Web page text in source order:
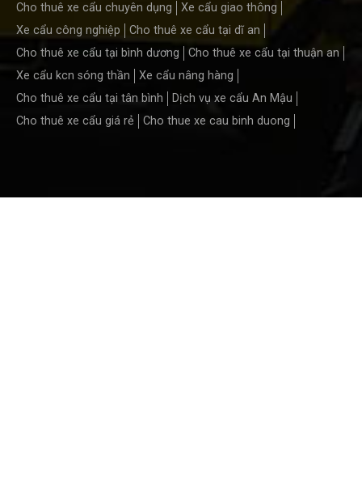
Cho thuê xe cẩu chuyên dụng
Xe cẩu giao thông
Xe cẩu công nghiệp
Cho thuê xe cẩu tại dĩ an
Cho thuê xe cẩu tại bình dương
Cho thuê xe cẩu tại thuận an
Xe cẩu kcn sóng thần
Xe cẩu nâng hàng
Cho thuê xe cẩu tại tân bình
Dịch vụ xe cẩu An Mậu
Cho thuê xe cẩu giá rẻ
Cho thue xe cau binh duong